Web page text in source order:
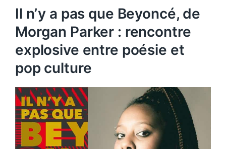
Il n’y a pas que Beyoncé, de
Morgan Parker : rencontre
explosive entre poésie et
pop culture